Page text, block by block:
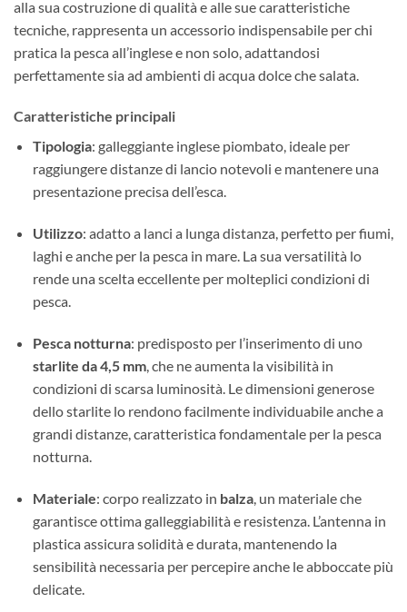
alla sua costruzione di qualità e alle sue caratteristiche
tecniche, rappresenta un accessorio indispensabile per chi
pratica la pesca all’inglese e non solo, adattandosi
perfettamente sia ad ambienti di acqua dolce che salata.
Caratteristiche principali
Tipologia: galleggiante inglese piombato, ideale per
raggiungere distanze di lancio notevoli e mantenere una
presentazione precisa dell’esca.
Utilizzo: adatto a lanci a lunga distanza, perfetto per fiumi,
laghi e anche per la pesca in mare. La sua versatilità lo
rende una scelta eccellente per molteplici condizioni di
pesca.
Pesca notturna: predisposto per l’inserimento di uno
starlite da 4,5 mm, che ne aumenta la visibilità in
condizioni di scarsa luminosità. Le dimensioni generose
dello starlite lo rendono facilmente individuabile anche a
grandi distanze, caratteristica fondamentale per la pesca
notturna.
Materiale: corpo realizzato in balza, un materiale che
garantisce ottima galleggiabilità e resistenza. L’antenna in
plastica assicura solidità e durata, mantenendo la
sensibilità necessaria per percepire anche le abboccate più
delicate.